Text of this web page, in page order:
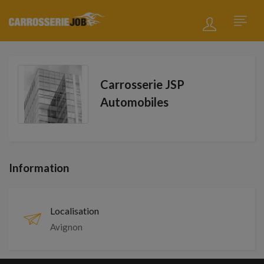
Carrosserie JSP
Automobiles
Information
Localisation
Avignon